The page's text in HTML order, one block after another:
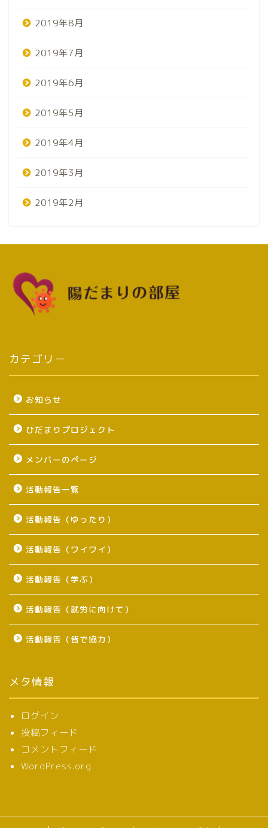
2019年8月
2019年7月
2019年6月
2019年5月
2019年4月
2019年3月
2019年2月
カテゴリー
お知らせ
ひだまりプロジェクト
メンバーのページ
活動報告一覧
活動報告（ゆったり）
活動報告（ワイワイ）
活動報告（学ぶ）
活動報告（就労に向けて）
活動報告（皆で協力）
メタ情報
ログイン
投稿フィード
コメントフィード
WordPress.org